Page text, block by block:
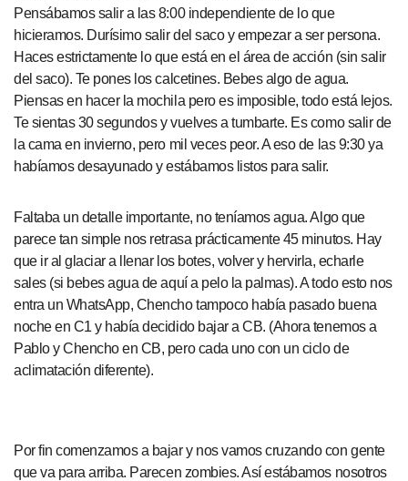
Pensábamos salir a las 8:00 independiente de lo que
hicieramos. Durísimo salir del saco y empezar a ser persona.
Haces estrictamente lo que está en el área de acción (sin salir
del saco). Te pones los calcetines. Bebes algo de agua.
Piensas en hacer la mochila pero es imposible, todo está lejos.
Te sientas 30 segundos y vuelves a tumbarte. Es como salir de
la cama en invierno, pero mil veces peor. A eso de las 9:30 ya
habíamos desayunado y estábamos listos para salir.
Faltaba un detalle importante, no teníamos agua. Algo que
parece tan simple nos retrasa prácticamente 45 minutos. Hay
que ir al glaciar a llenar los botes, volver y hervirla, echarle
sales (si bebes agua de aquí a pelo la palmas). A todo esto nos
entra un WhatsApp, Chencho tampoco había pasado buena
noche en C1 y había decidido bajar a CB. (Ahora tenemos a
Pablo y Chencho en CB, pero cada uno con un ciclo de
aclimatación diferente).
Por fin comenzamos a bajar y nos vamos cruzando con gente
que va para arriba. Parecen zombies. Así estábamos nosotros